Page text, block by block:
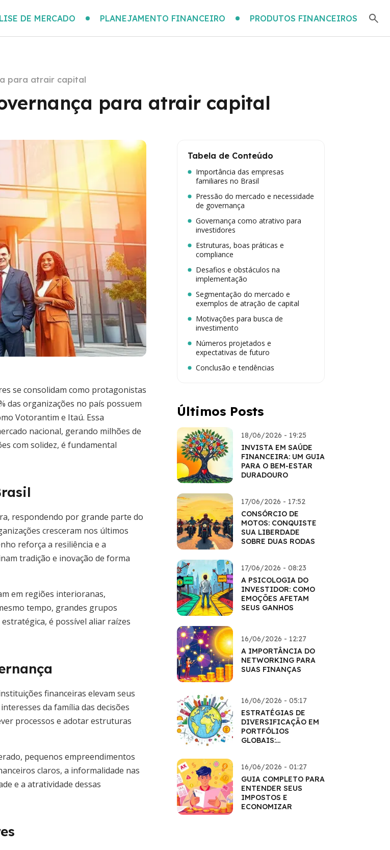
DE MERCADO PLANEJAMENTO FINANCEIRO PRODUTOS FINANCEIROS
para atrair capital
para atrair capital
se consolidam como protagonistas
das organizações no país possuem
Votorantim e Itaú. Essa
nacional, gerando milhões de
com solidez, é fundamental
respondendo por grande parte do
cresceram nos últimos
reforça a resiliência e a
tradição e inovação de forma
em regiões interioranas,
tempo, grandes grupos
é possível aliar raízes
financeiras elevam seus
da família das decisões
processos e adotar estruturas
pequenos empreendimentos
claros, a informalidade nas
e a atratividade dessas
Tabela de Conteúdo
Importância das empresas
familiares no Brasil
Pressão do mercado e necessidade
de governança
Governança como atrativo para
investidores
Estruturas, boas práticas e
compliance
Desafios e obstáculos na
implementação
Segmentação do mercado e
exemplos de atração de capital
Motivações para busca de
investimento
Números projetados e
expectativas de futuro
Conclusão e tendências
Últimos Posts
18/06/2026 - 19:25
INVISTA EM SAÚDE
FINANCEIRA: UM GUIA
PARA O BEM-ESTAR
DURADOURO
17/06/2026 - 17:52
CONSÓRCIO DE
MOTOS: CONQUISTE
SUA LIBERDADE
SOBRE DUAS RODAS
17/06/2026 - 08:23
A PSICOLOGIA DO
INVESTIDOR: COMO
EMOÇÕES AFETAM
SEUS GANHOS
16/06/2026 - 12:27
A IMPORTÂNCIA DO
NETWORKING PARA
SUAS FINANÇAS
16/06/2026 - 05:17
ESTRATÉGIAS DE
DIVERSIFICAÇÃO EM
PORTFÓLIOS
GLOBAIS:
16/06/2026 - 01:27
GUIA COMPLETO PARA
ENTENDER SEUS
IMPOSTOS E
ECONOMIZAR